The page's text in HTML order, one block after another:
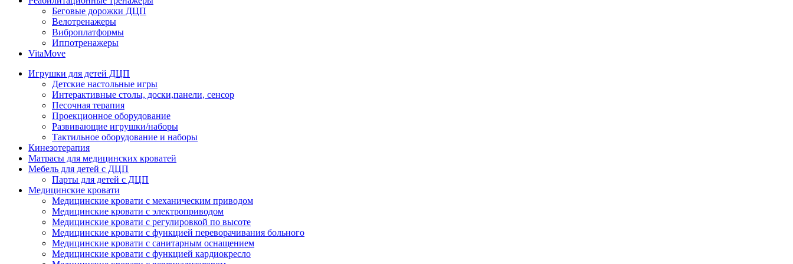
Беговые дорожки ДЦП
Велотренажеры
Виброплатформы
Иппотренажеры
VitaMove
Игрушки для детей ДЦП
Детские настольные игры
Интерактивные столы, доски,панели, сенсор
Песочная терапия
Проекционное оборудование
Развивающие игрушки/наборы
Тактильное оборудование и наборы
Кинезотерапия
Матрасы для медицинских кроватей
Мебель для детей с ДЦП
Парты для детей с ДЦП
Медицинские кровати
Медицинские кровати с механическим приводом
Медицинские кровати с электроприводом
Медицинские кровати с регулировкой по высоте
Медицинские кровати с функцией переворачивания больного
Медицинские кровати с санитарным оснащением
Медицинские кровати с функцией кардиокресло